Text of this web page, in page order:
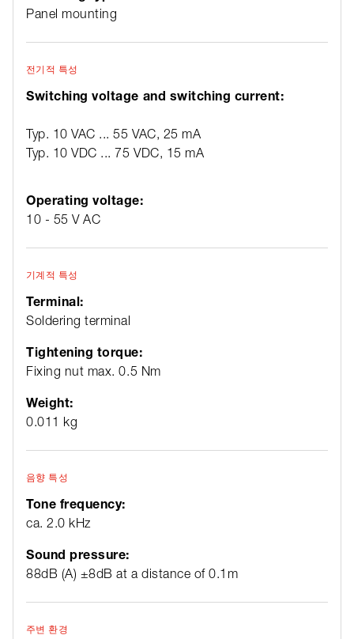
Panel mounting
전기적 특성
Switching voltage and switching current:
Typ. 10 VAC ... 55 VAC, 25 mA
Typ. 10 VDC ... 75 VDC, 15 mA
Operating voltage:
10 - 55 V AC
기계적 특성
Terminal:
Soldering terminal
Tightening torque:
Fixing nut max. 0.5 Nm
Weight:
0.011 kg
음향 특성
Tone frequency:
ca. 2.0 kHz
Sound pressure:
88dB (A) ±8dB at a distance of 0.1m
주변 환경